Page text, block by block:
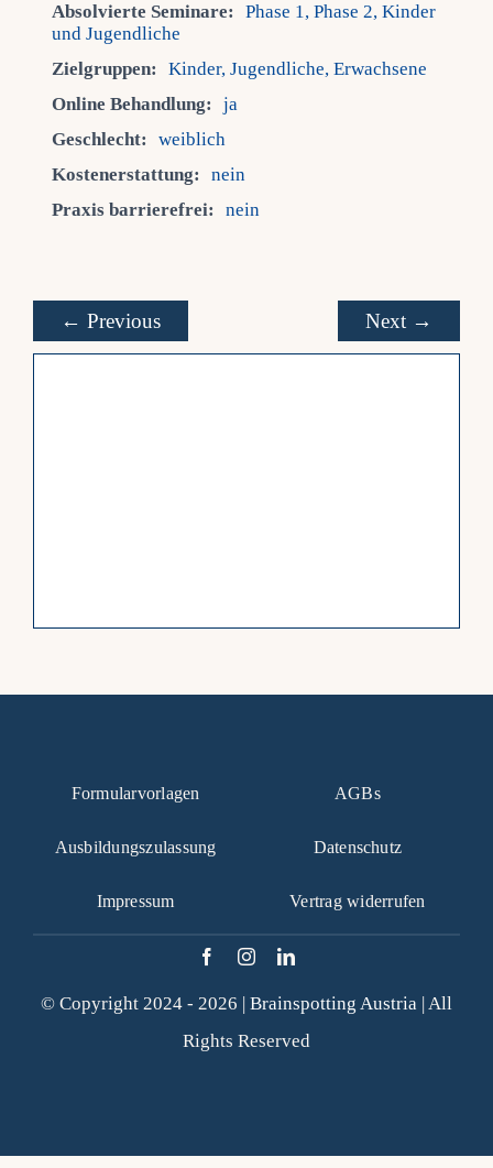
Absolvierte Seminare:
Phase 1, Phase 2, Kinder
und Jugendliche
Zielgruppen:
Kinder, Jugendliche, Erwachsene
Online Behandlung:
ja
Geschlecht:
weiblich
Kostenerstattung:
nein
Praxis barrierefrei:
nein
← Previous Next →
Formularvorlagen
Ausbildungszulassung
Impressum
AGBs
Datenschutz
Vertrag widerrufen
© Copyright 2024 - 2026 | Brainspotting Austria | All
Rights Reserved